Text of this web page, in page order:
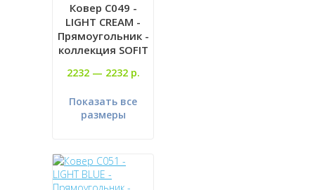
Ковер C049 -
LIGHT CREAM -
Прямоугольник -
коллекция SOFIT
2232 — 2232 р.
Показать все
размеры